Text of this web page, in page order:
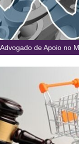
de Apoio no